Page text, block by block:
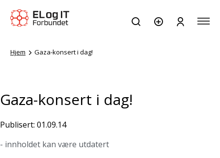
Hjem Gaza-konsert i dag!
Gaza-konsert i dag!
Publisert: 01.09.14
- innholdet kan være utdatert